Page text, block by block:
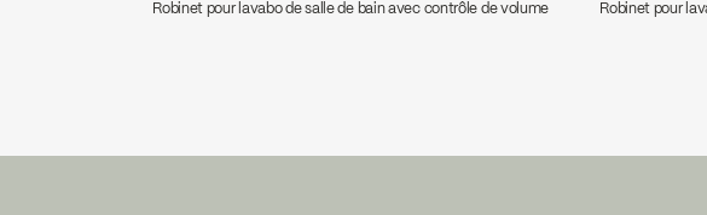
Robinet pour lavabo de salle de bain avec contrôle de volume Robinet pour